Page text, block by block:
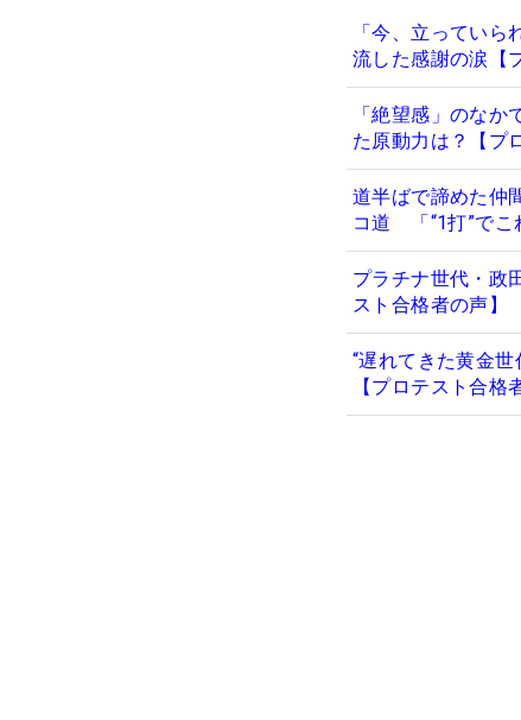
「今、立ってい
流した感謝の涙【
「絶望感」のな
た原動力は？【プ
道半ばで諦めた仲
コ道 「“1打”でこ
プラチナ世代・政
スト合格者の声】
“遅れてきた黄金
【プロテスト合格